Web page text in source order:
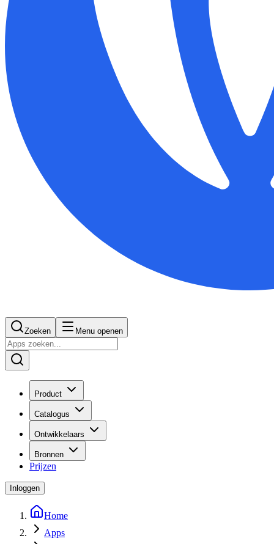
Zoeken Menu openen
Product
Catalogus
Ontwikkelaars
Bronnen
Prijzen
Inloggen
Home
Apps